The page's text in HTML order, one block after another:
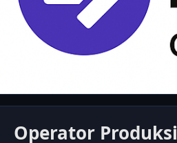
Operator Produksi